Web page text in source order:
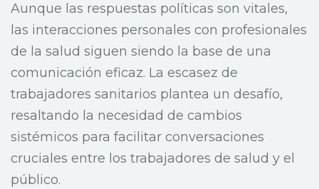
Aunque las respuestas políticas son vitales,
las interacciones personales con profesionales
de la salud siguen siendo la base de una
comunicación eficaz. La escasez de
trabajadores sanitarios plantea un desafío,
resaltando la necesidad de cambios
sistémicos para facilitar conversaciones
cruciales entre los trabajadores de salud y el
público.